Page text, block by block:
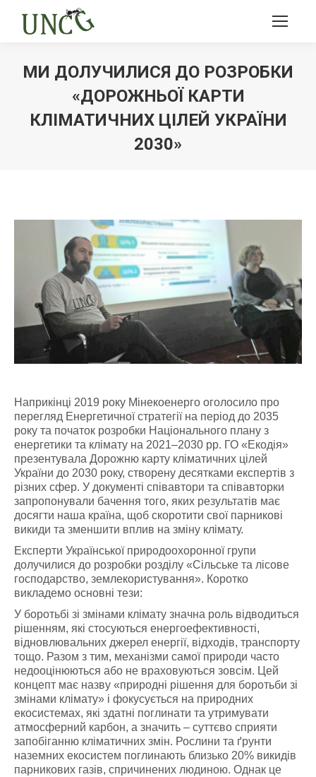
МИ ДОЛУЧИЛИСЯ ДО РОЗРОБКИ
«ДОРОЖНЬОЇ КАРТИ
КЛІМАТИЧНИХ ЦІЛЕЙ УКРАЇНИ
2030»
Наприкінці 2019 року Мінекоенерго оголосило про
перегляд Енергетичної стратегії на період до 2035
року та початок розробки Національного плану з
енергетики та клімату на 2021–2030 рр. ГО «Екодія»
презентувала Дорожню карту кліматичних цілей
України до 2030 року, створену десятками експертів з
різних сфер. У документі співавтори та співавторки
запропонували бачення того, яких результатів має
досягти наша країна, щоб скоротити свої парникові
викиди та зменшити вплив на зміну клімату.
Експерти Української природоохоронної групи
долучилися до розробки розділу «Сільське та лісове
господарство, землекористування». Коротко
викладемо основні тези:
У боротьбі зі змінами клімату значна роль відводиться
рішенням, які стосуються енергоефективності,
відновлювальних джерел енергії, відходів, транспорту
тощо. Разом з тим, механізми самої природи часто
недооцінюються або не враховуються зовсім. Цей
концепт має назву «природні рішення для боротьби зі
змінами клімату» і фокусується на природних
екосистемах, які здатні поглинати та утримувати
атмосферний карбон, а значить – суттєво сприяти
запобіганню кліматичних змін. Рослини та ґрунти
наземних екосистем поглинають близько 20% викидів
парникових газів, спричинених людиною. Однак це